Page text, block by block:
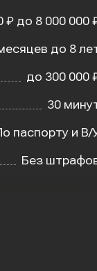
₽ до 8 000 000
до 8
до 300 000
30
паспорту и В/
Без